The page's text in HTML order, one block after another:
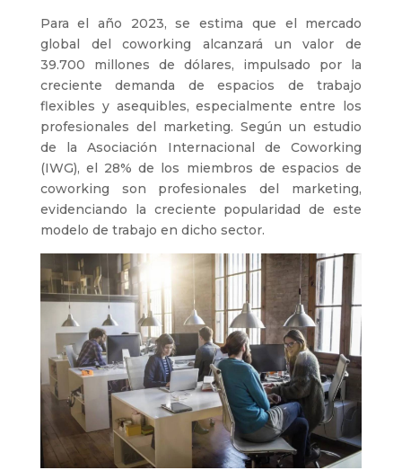
Para el año 2023, se estima que el mercado
global del coworking alcanzará un valor de
39.700 millones de dólares, impulsado por la
creciente demanda de espacios de trabajo
flexibles y asequibles, especialmente entre los
profesionales del marketing. Según un estudio
de la Asociación Internacional de Coworking
(IWG), el 28% de los miembros de espacios de
coworking son profesionales del marketing,
evidenciando la creciente popularidad de este
modelo de trabajo en dicho sector.